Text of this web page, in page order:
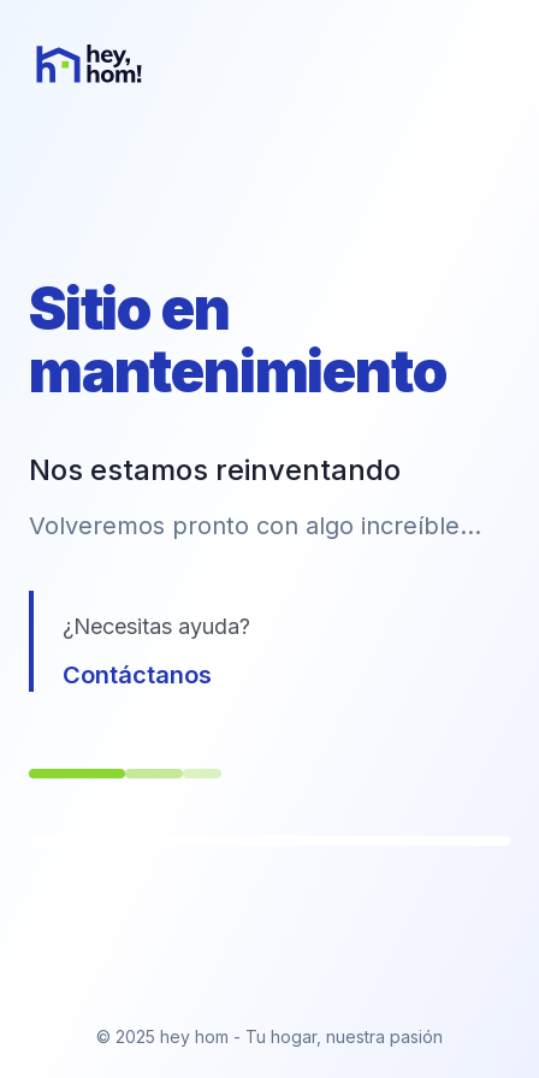
Sitio en
mantenimiento
Nos estamos reinventando
Volveremos pronto con algo increíble...
¿Necesitas ayuda?
Contáctanos
© 2025 hey hom - Tu hogar, nuestra pasión